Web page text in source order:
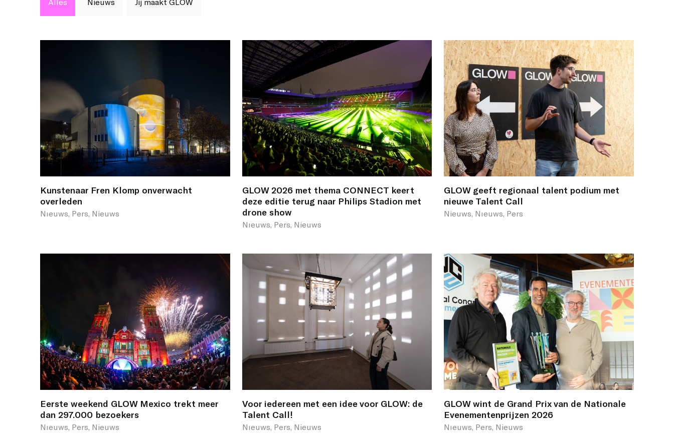
Kunstenaar Fren Klomp onverwacht
overleden
Nıeuws, Pers, Nieuws
GLOW 2026 met thema CONNECT keert
deze editie terug naar Philips Stadion met
drone show
Nıeuws, Pers, Nieuws
GLOW geeft regionaal talent podium met
nieuwe Talent Call
Nieuws, Nıeuws, Pers
Eerste weekend GLOW Mexico trekt meer
dan 297.000 bezoekers
Nıeuws, Pers, Nieuws
Voor iedereen met een idee voor GLOW: de
Talent Call!
Nıeuws, Pers, Nieuws
GLOW wint de Grand Prix van de Nationale
Evenementenprijzen 2026
Nıeuws, Pers, Nieuws